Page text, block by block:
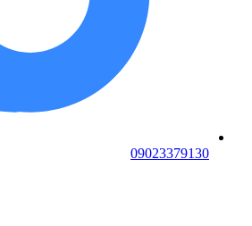
09023379130